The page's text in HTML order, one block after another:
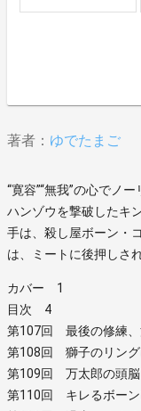
著者： ゆでたまご
“寛容”“無我”の心でノ
ハンゾウを撃破したキ
手は、殺し屋ボーン・
は、ミートに後押しさ
カバー 1
目次 4
第107回 最後の修練
第108回 獅子のリン
第109回 万太郎の頭
第110回 キレるボー